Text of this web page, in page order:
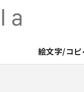
絵文字/コピ